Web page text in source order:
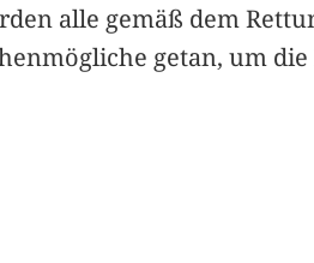
alle gemäß dem
getan, um